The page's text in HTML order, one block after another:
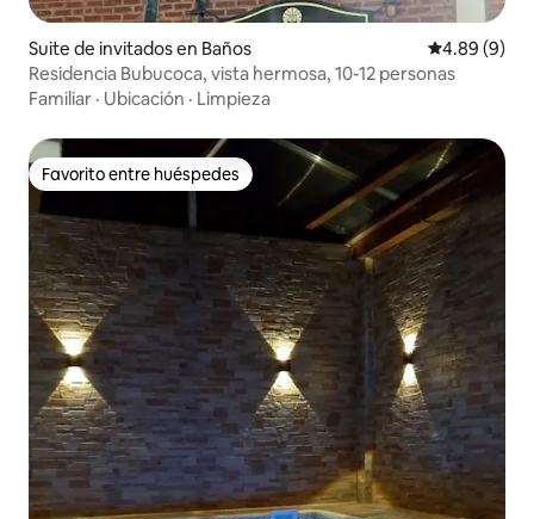
Suite de invitados en Baños Calificación
4.89 (9)
Residencia Bubucoca, vista hermosa, 10-12 personas
Familiar · Ubicación · Limpieza
Favorito entre huéspedes
Favorito entre huéspedes